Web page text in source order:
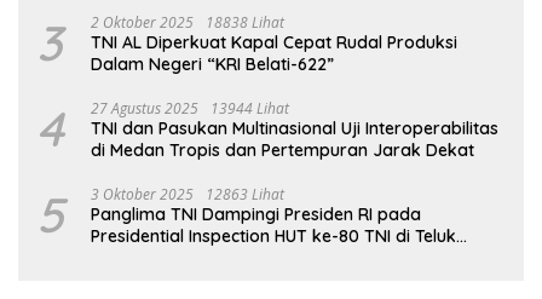
3 2 Oktober 2025 18838 Lihat
TNI AL Diperkuat Kapal Cepat Rudal Produksi
Dalam Negeri “KRI Belati-622”
4 27 Agustus 2025 13944 Lihat
TNI dan Pasukan Multinasional Uji Interoperabilitas
di Medan Tropis dan Pertempuran Jarak Dekat
5 3 Oktober 2025 12863 Lihat
Panglima TNI Dampingi Presiden RI pada
Presidential Inspection HUT ke-80 TNI di Teluk